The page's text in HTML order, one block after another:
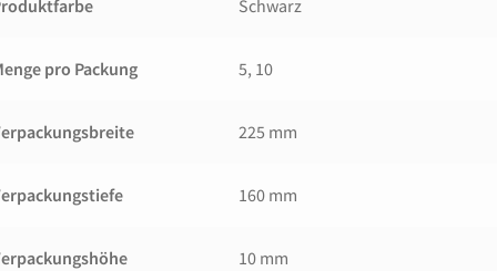
Schwarz
pro Packung 5, 10
225 mm
160 mm
10 mm